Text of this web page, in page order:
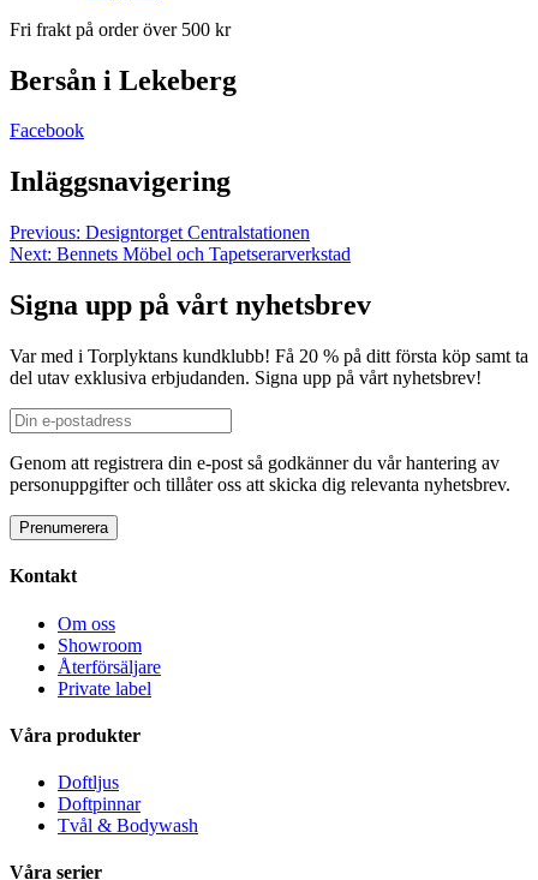
Fri frakt på order över 500 kr
Bersån i Lekeberg
Facebook
Inläggsnavigering
Previous: Designtorget Centralstationen
Next: Bennets Möbel och Tapetserarverkstad
Signa upp på vårt nyhetsbrev
Var med i Torplyktans kundklubb! Få 20 % på ditt första köp samt ta
del utav exklusiva erbjudanden. Signa upp på vårt nyhetsbrev!
Genom att registrera din e-post så godkänner du vår hantering av
personuppgifter och tillåter oss att skicka dig relevanta nyhetsbrev.
Kontakt
Om oss
Showroom
Återförsäljare
Private label
Våra produkter
Doftljus
Doftpinnar
Tvål & Bodywash
Våra serier